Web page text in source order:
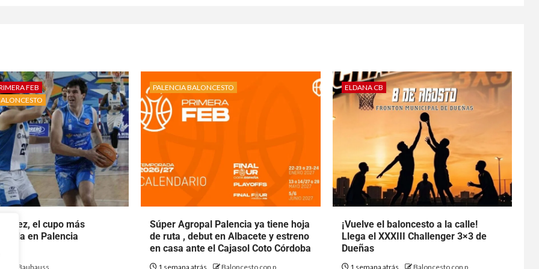
FEB
el cupo más
en Palencia
Bauhauss
PALENCIA BALONCESTO
Súper Agropal Palencia ya tiene hoja
de ruta , debut en Albacete y estreno
en casa ante el Cajasol Coto Córdoba
1 semana atrás Baloncesto con p
ELDANA CB
¡Vuelve el baloncesto a la calle!
Llega el XXXIII Challenger 3×3 de
Dueñas
1 semana atrás Baloncesto con p